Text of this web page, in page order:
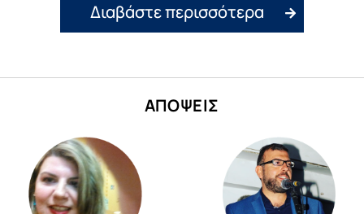
Διαβάστε περισσότερα
ΑΠΟΨΕΙΣ